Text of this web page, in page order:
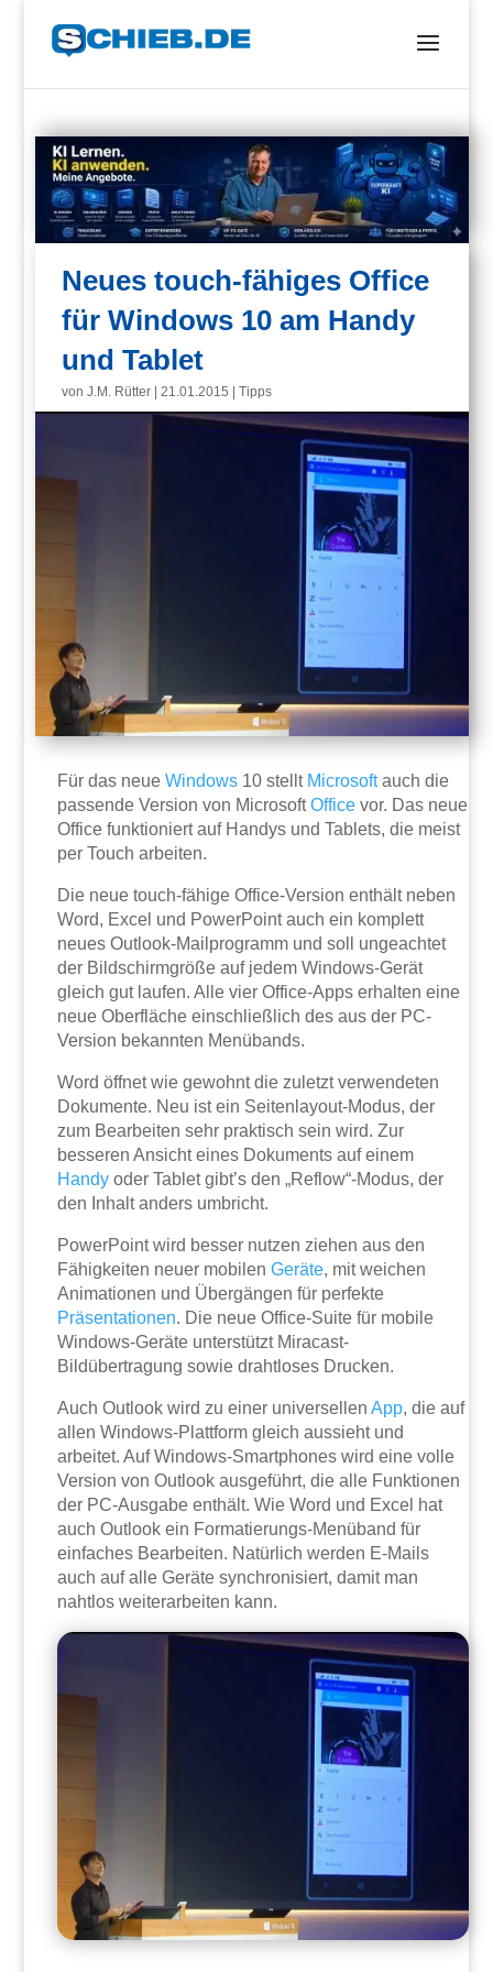
Neues touch-fähiges Office
für Windows 10 am Handy
und Tablet
vonJ.M. Rütter |21.01.2015 |Tipps
Für das neueWindows 10 stellt Microsoftauch die
passende Version von MicrosoftOffice vor. Das neue
Office funktioniert auf Handys und Tablets, die meist
per Touch arbeiten.
Die neue touch-fähige Office-Version enthält neben
Word, Excel und PowerPoint auch ein komplett
neues Outlook-Mailprogramm und soll ungeachtet
der Bildschirmgröße auf jedem Windows-Gerät
gleich gut laufen. Alle vier Office-Apps erhalten eine
neue Oberfläche einschließlich des aus der PC-
Version bekannten Menübands.
Word öffnet wie gewohnt die zuletzt verwendeten
Dokumente. Neu ist ein Seitenlayout-Modus, der
zum Bearbeiten sehr praktisch sein wird. Zur
besseren Ansicht eines Dokuments auf einem
Handy oder Tablet gibt’s den „Reflow“-Modus, der
den Inhalt anders umbricht.
PowerPoint wird besser nutzen ziehen aus den
Fähigkeiten neuer mobilenGeräte, mit weichen
Animationen und Übergängen für perfekte
Präsentationen. Die neue Office-Suite für mobile
Windows-Geräte unterstützt Miracast-
Bildübertragung sowie drahtloses Drucken.
Auch Outlook wird zu einer universellenApp, die auf
allen Windows-Plattform gleich aussieht und
arbeitet. Auf Windows-Smartphones wird eine volle
Version von Outlook ausgeführt, die alle Funktionen
der PC-Ausgabe enthält. Wie Word und Excel hat
auch Outlook ein Formatierungs-Menüband für
einfaches Bearbeiten. Natürlich werden E-Mails
auch auf alle Geräte synchronisiert, damit man
nahtlos weiterarbeiten kann.